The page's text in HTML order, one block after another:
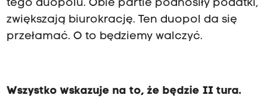
tego duopolu. Obie partie podnosiły podatki,
zwiększają biurokrację. Ten duopol da się
przełamać. O to będziemy walczyć.
Wszystko wskazuje na to, że będzie II tura.